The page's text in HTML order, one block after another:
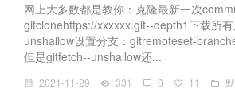
网上大多数都是教你：克隆最新一次
gitclonehttps://xxxxxx.git--depth1下载所
unshallow设置分支：gitremoteset-
但是gitfetch--unshallow还...
2021-11-29 331 0 11